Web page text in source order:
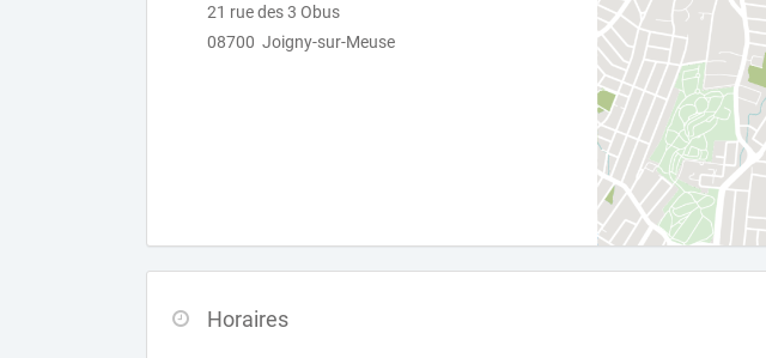
21 rue des 3 Obus
08700 Joigny-sur-Meuse
Horaires